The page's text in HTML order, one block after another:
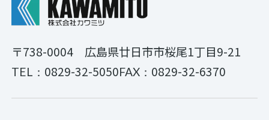
〒738-0004 広島県廿日市市桜尾1丁目9-21
TEL： 0829-32-5050FAX： 0829-32-6370